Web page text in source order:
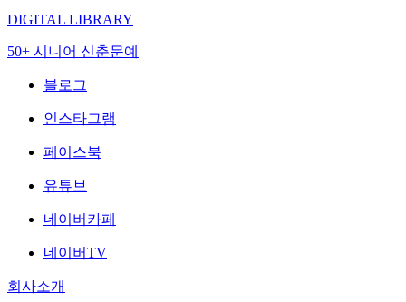
DIGITAL LIBRARY
50+ 시니어 신춘문예
블로그
인스타그램
페이스북
유튜브
네이버카페
네이버TV
회사소개